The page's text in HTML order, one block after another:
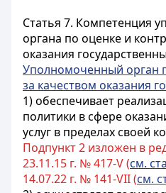
Статья 7. Компетенция
органа по оценке и
оказания
Уполномоченный орган
за качеством оказания
1) обеспечивает
политики в сфере
услуг в пределах своей
Подпункт 2 изложен в
23.11.15 г. № 417-V (см.
14.07.22 г. № 141-VII (см.